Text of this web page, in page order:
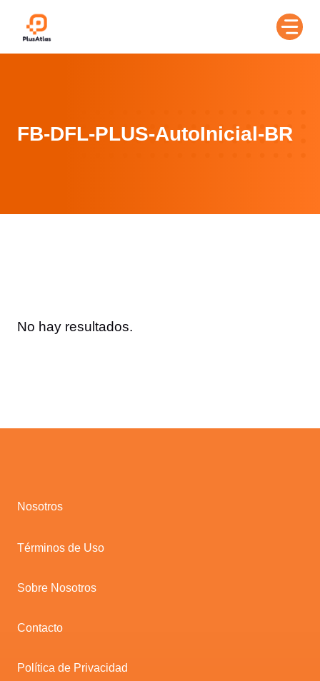
FB-DFL-PLUS-AutoInicial-BR
No hay resultados.
Nosotros
Términos de Uso
Sobre Nosotros
Contacto
Política de Privacidad